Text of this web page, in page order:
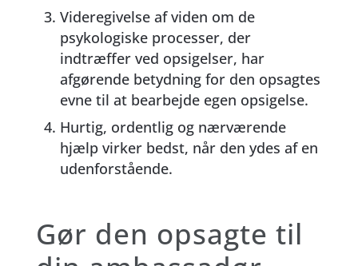
Videregivelse af viden om de
psykologiske processer, der
indtræffer ved opsigelser, har
afgørende betydning for den opsagtes
evne til at bearbejde egen opsigelse.
Hurtig, ordentlig og nærværende
hjælp virker bedst, når den ydes af en
udenforstående.
Gør den opsagte til